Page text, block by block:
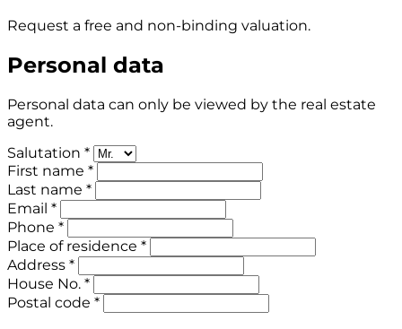
Request a free and non-binding valuation.
Personal data
Personal data can only be viewed by the real estate
agent.
Salutation *
First name *
Last name *
Email *
Phone *
Place of residence *
Address *
House No. *
Postal code *